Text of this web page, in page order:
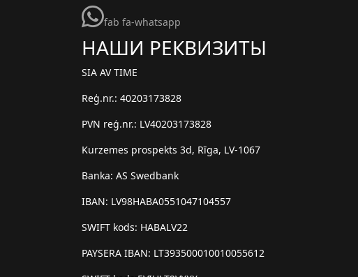
fab fa-whatsapp
НАШИ РЕКВИЗИТЫ
SIA AV TIME
Reģ.nr.: 40203173828
PVN reģ.nr.: LV40203173828
Kurzemes prospekts 3d, Rīga, LV-1067
Banka: AS Swedbank
IBAN: LV98HABA0551047104557
SWIFT kods: HABALV22
PAYSERA IBAN: LT393500010010055612